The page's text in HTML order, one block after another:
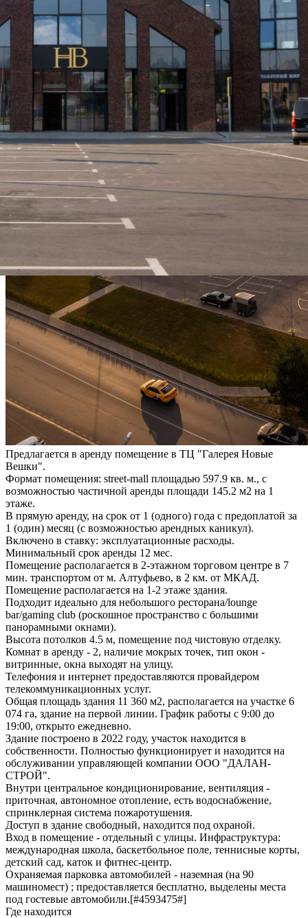
Предлагается в аренду помещение в ТЦ "Галерея Новые
Вешки".
Формат помещения: street-mall площадью 597.9 кв. м., с
возможностью частичной аренды площади 145.2 м2 на 1
этаже.
В прямую аренду, на срок от 1 (одного) года с предоплатой за
1 (один) месяц (с возможностью арендных каникул).
Включено в ставку: эксплуатационные расходы.
Минимальный срок аренды 12 мес.
Помещение располагается в 2-этажном торговом центре в 7
мин. транспортом от м. Алтуфьево, в 2 км. от МКАД.
Помещение располагается на 1-2 этаже здания.
Подходит идеально для небольшого ресторана/lounge
bar/gaming club (роскошное пространство с большими
панорамными окнами).
Высота потолков 4.5 м, помещение под чистовую отделку.
Комнат в аренду - 2, наличие мокрых точек, тип окон -
витринные, окна выходят на улицу.
Телефония и интернет предоставляются провайдером
телекоммуникационных услуг.
Общая площадь здания 11 360 м2, располагается на участке 6
074 га, здание на первой линии. График работы с 9:00 до
19:00, открыто ежедневно.
Здание построено в 2022 году, участок находится в
собственности. Полностью функционирует и находится на
обслуживании управляющей компании ООО "ДАЛАН-
СТРОЙ".
Внутри центральное кондиционирование, вентиляция -
приточная, автономное отопление, есть водоснабжение,
спринклерная система пожаротушения.
Доступ в здание свободный, находится под охраной.
Вход в помещение - отдельный с улицы. Инфраструктура:
международная школа, баскетбольное поле, теннисные корты,
детский сад, каток и фитнес-центр.
Охраняемая парковка автомобилей - наземная (на 90
машиномест) ; предоставляется бесплатно, выделены места
под гостевые автомобили.[#4593475#]
Где находится